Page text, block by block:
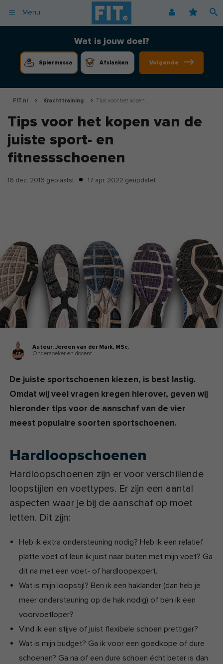
Menu
Cardio
Herstel
Mindset
Professionals
Spiermassa
Voeding
Voedingsschema
Fitnessschema
Begrippen
Podcast voor professionals
Vegetarische recepten
Vegan recepten
Koolhydraatarme recepten
Coaching
Vacatures
Adverteren
Wat is jouw doel?
Spiermassa Afslanken Volgende
FIT.nl Krachttraining Tips voor het kopen...
Auteur: Jeroen van der Mark, MSc.
Onderzoeker en docent
16 dec. 2016 geplaatst 17 apr. 2022 geüpdatet
Tips voor het kopen van de
juiste sport- en
fitnessschoenen
De juiste sportschoenen kiezen, is best lastig.
Omdat wij veel vragen kregen hierover, geven wij
hieronder tips voor de aanschaf van de vier
meest populaire soorten sportschoenen.
Hardloopschoenen
Hardloopschoenen zijn er voor verschillende
loopstijlen en voettypes. Er zijn een aantal
aspecten waar je bij de aanschaf op moet
letten. Dit zijn:
Heb ik extra ondersteuning nodig? Heb ik een relatief
platte voet of leun ik juist naar buiten met mijn voet? Ga
dit na met een voet- of hardloopexpert.
Wat is mijn loopstijl? Ben ik een haklander (dan heb je
meer ondersteuning op de hak nodig) of ben ik een
voorvoetloper?
Vind ik een stijve of juist flexibele schoen prettiger?
Wat is mijn budget? Ga ik voor een goedkope of dure
schoenen? Ga na of een dure schoen écht beter is dan